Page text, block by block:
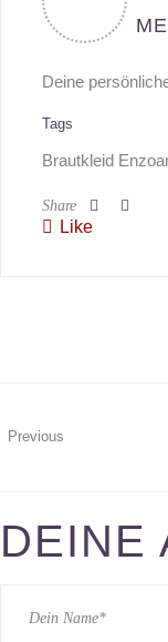
Deine
Tags
Brautkleid
Share
Like
Previous
DEINE